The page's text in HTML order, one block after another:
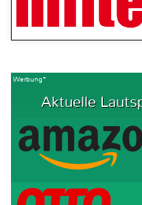
Werbung*
Aktuelle